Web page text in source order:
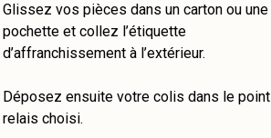
Glissez vos pièces dans un carton ou une
pochette et collez l’étiquette
d’affranchissement à l’extérieur.
Déposez ensuite votre colis dans le point
relais choisi.